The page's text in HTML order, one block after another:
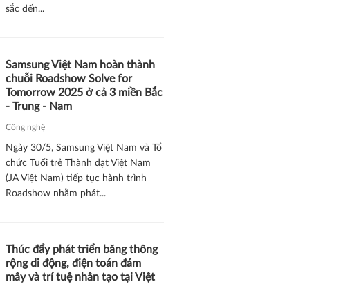
sắc đến...
Samsung Việt Nam hoàn thành
chuỗi Roadshow Solve for
Tomorrow 2025 ở cả 3 miền Bắc
- Trung - Nam
Công nghệ
Ngày 30/5, Samsung Việt Nam và Tổ
chức Tuổi trẻ Thành đạt Việt Nam
(JA Việt Nam) tiếp tục hành trình
Roadshow nhằm phát...
Thúc đẩy phát triển băng thông
rộng di động, điện toán đám
mây và trí tuệ nhân tạo tại Việt